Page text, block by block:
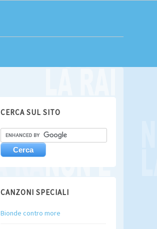
CERCA SUL SITO
CANZONI SPECIALI
Bionde contro more